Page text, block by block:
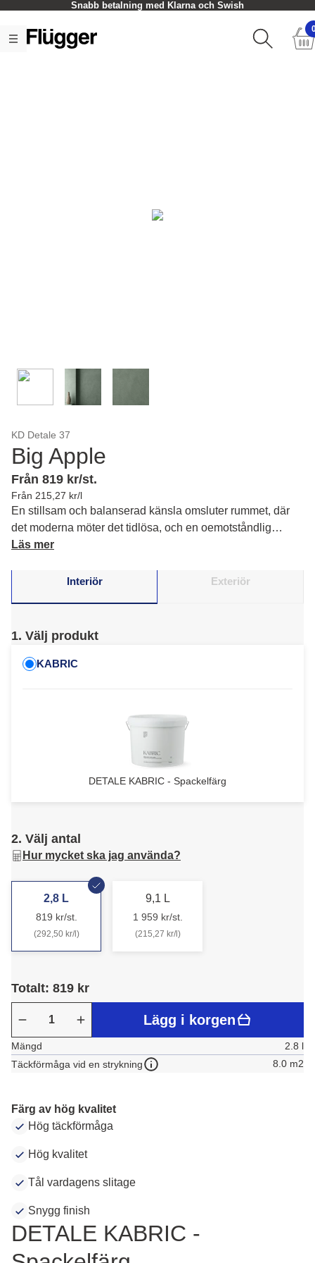
Snabb betalning med Klarna och Swish
KD Detale 37
Big Apple
Från 819 kr/st.
Från 215,27 kr/l
En stillsam och balanserad känsla omsluter rummet, där
det moderna möter det tidlösa, och en oemotståndlig
rofylldhet infinner sig.
Läs mer
Interiör Exteriör
1. Välj produkt
KABRIC
DETALE KABRIC - Spackelfärg
2. Välj antal
Hur mycket ska jag använda?
2,8 L
819 kr/st.
(292,50 kr/l)
9,1 L
1 959 kr/st.
(215,27 kr/l)
Totalt: 819 kr
Lägg i korgen
Mängd
2.8 l
Täckförmåga vid en strykning
8.0 m2
Färg av hög kvalitet
Hög täckförmåga
Hög kvalitet
Tål vardagens slitage
Snygg finish
DETALE KABRIC -